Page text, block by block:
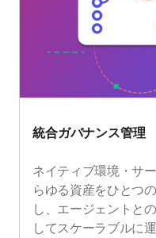
統合ガバナンス管理
ネイティブ環境・サ
らゆる資産をひとつ
し、エージェントと
してスケーラブルに